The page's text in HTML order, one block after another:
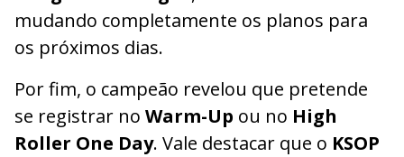
mudando completamente os planos para
os próximos dias.
Por fim, o campeão revelou que pretende
se registrar no Warm-Up ou no High
Roller One Day. Vale destacar que o KSOP